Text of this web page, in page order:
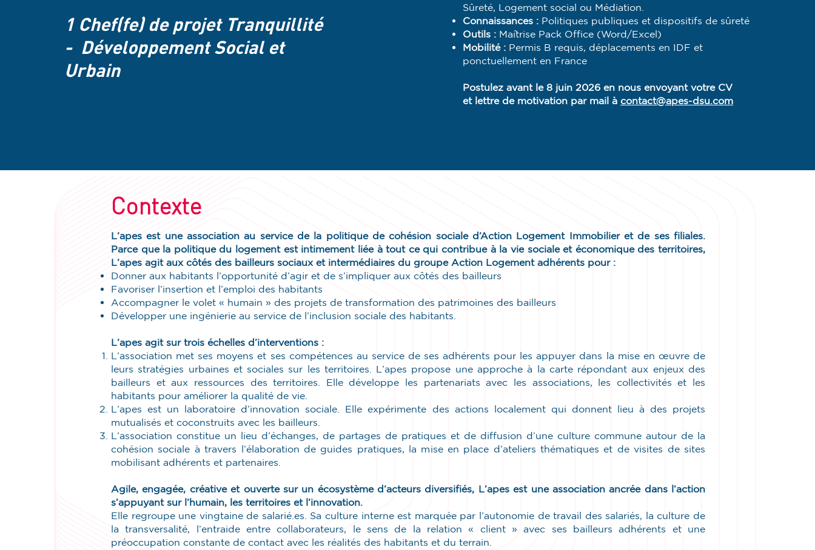
1 Chef(fe) de projet Tranquillité
- Développement Socialet
Urbain
Sûreté, Logement social ou Médiation.
Connaissances : Politiques publiques et dispositifs de sûreté
Outils : Maîtrise Pack Office (Word/Excel)
Mobilité : Permis B requis, déplacements en IDF et
ponctuellement en France
Postulez avant le 8 juin 2026 en nous envoyant votre CV
et lettre de motivation par mail à contact@apes-dsu.com
Contexte
L’apes est une association au service de la politique de cohésion sociale d’Action Logement Immobilier et de ses filiales.
Parce que la politique du logement est intimement liée à tout ce qui contribue à la vie sociale et économique des territoires,
L’apes agit aux côtés des bailleurs sociaux et intermédiaires du groupe Action Logement adhérents pour :
Donner aux habitants l’opportunité d’agir et de s’impliquer aux côtés des bailleurs
Favoriser l’insertion et l’emploi des habitants
Accompagner le volet « humain » des projets de transformation des patrimoines des bailleurs
Développer une ingénierie au service de l’inclusion sociale des habitants.
L’apes agit sur trois échelles d’interventions :
L’association met ses moyens et ses compétences au service de ses adhérents pour les appuyer dans la mise en œuvre de
leurs stratégies urbaines et sociales sur les territoires. L’apes propose une approche à la carte répondant aux enjeux des
bailleurs et aux ressources des territoires. Elle développe les partenariats avec les associations, les collectivités et les
habitants pour améliorer la qualité de vie.
L’apes est un laboratoire d’innovation sociale. Elle expérimente des actions localement qui donnent lieu à des projets
mutualisés et coconstruits avec les bailleurs.
L’association constitue un lieu d’échanges, de partages de pratiques et de diffusion d’une culture commune autour de la
cohésion sociale à travers l’élaboration de guides pratiques, la mise en place d’ateliers thématiques et de visites de sites
mobilisant adhérents et partenaires.
Agile, engagée, créative et ouverte sur un écosystème d’acteurs diversifiés, L’apes est une association ancrée dans l’action
s’appuyant sur l’humain, les territoires et l’innovation.
Elle regroupe une vingtaine de salarié.es. Sa culture interne est marquée par l’autonomie de travail des salariés, la culture de
la transversalité, l’entraide entre collaborateurs, le sens de la relation « client » avec ses bailleurs adhérents et une
préoccupation constante de contact avec les réalités des habitants et du terrain.